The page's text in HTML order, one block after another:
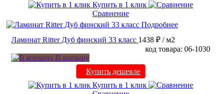
Купить в 1 клик
Сравнение
Подробнее
Ламинат Ritter Дуб финский 33 класс 1438 ₽ / м2
код товара: 06-1030
В корзину
Купить дешевле
Купить в 1 клик